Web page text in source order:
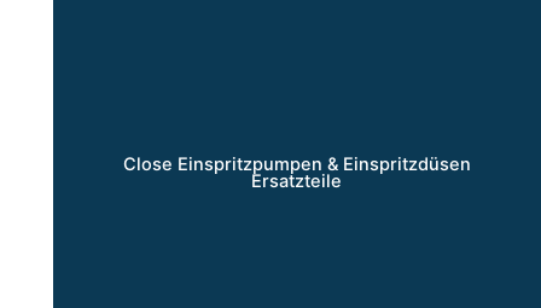
Close Einspritzpumpen & Einspritzdüsen
Ersatzteile